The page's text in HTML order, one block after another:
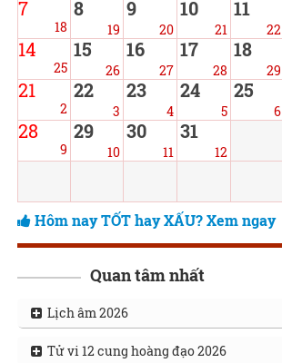
7
18
8
19
9
20
10
21
11
22
14
25
15
26
16
27
17
28
18
29
21
2
22
3
23
4
24
5
25
6
28
9
29
10
30
11
31
12
Hôm nay TỐT hay XẤU? Xem ngay
Quan tâm nhất
Lịch âm 2026
Tử vi 12 cung hoàng đạo 2026